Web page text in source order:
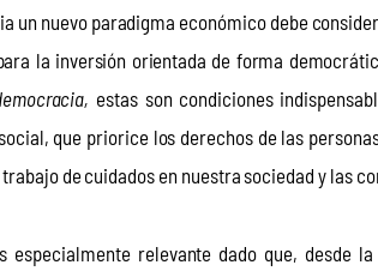
un nuevo paradigma económico debe
la inversión orientada de forma
estas son condiciones
que priorice los derechos de las
de cuidados en nuestra sociedad y las
especialmente relevante dado que, desde